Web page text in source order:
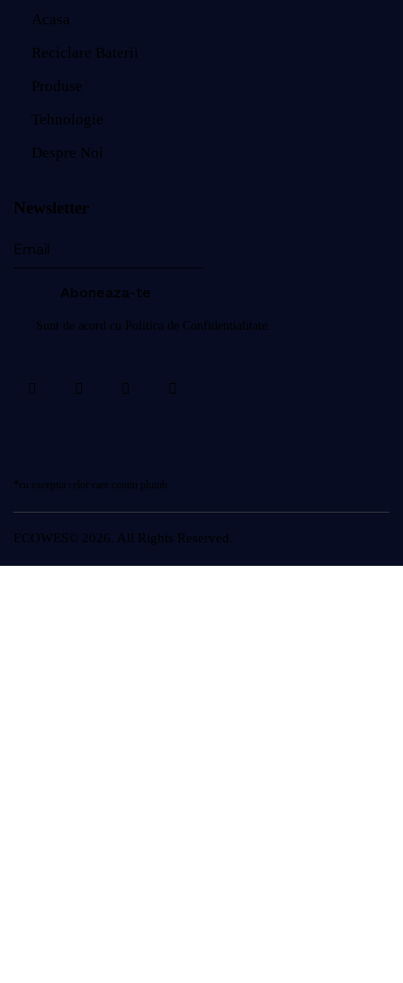
Acasa
Reciclare Baterii
Produse
Tehnologie
Despre Noi
Newsletter
Aboneaza-te
Sunt de acord cu Politica de Confidentialitate .
*cu exceptia celor care contin plumb
ECOWES© 2026. All Rights Reserved.